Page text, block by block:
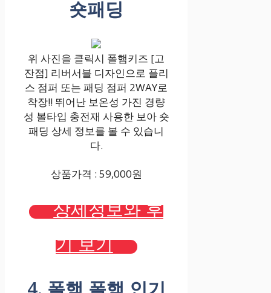
숏패딩
위 사진을 클릭시 폴햄키즈 [고
잔점] 리버서블 디자인으로 플리
스 점퍼 또는 패딩 점퍼 2WAY로
착장!! 뛰어난 보온성 가진 경량
성 볼타입 충전재 사용한 보아 숏
패딩 상세 정보를 볼 수 있습니
다.
상품가격 : 59,000원
상세정보와 후
기 보기